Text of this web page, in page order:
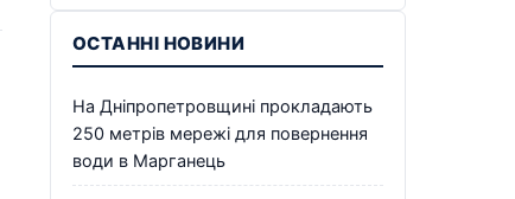
ОСТАННІ НОВИНИ
На Дніпропетровщині прокладають
250 метрів мережі для повернення
води в Марганець